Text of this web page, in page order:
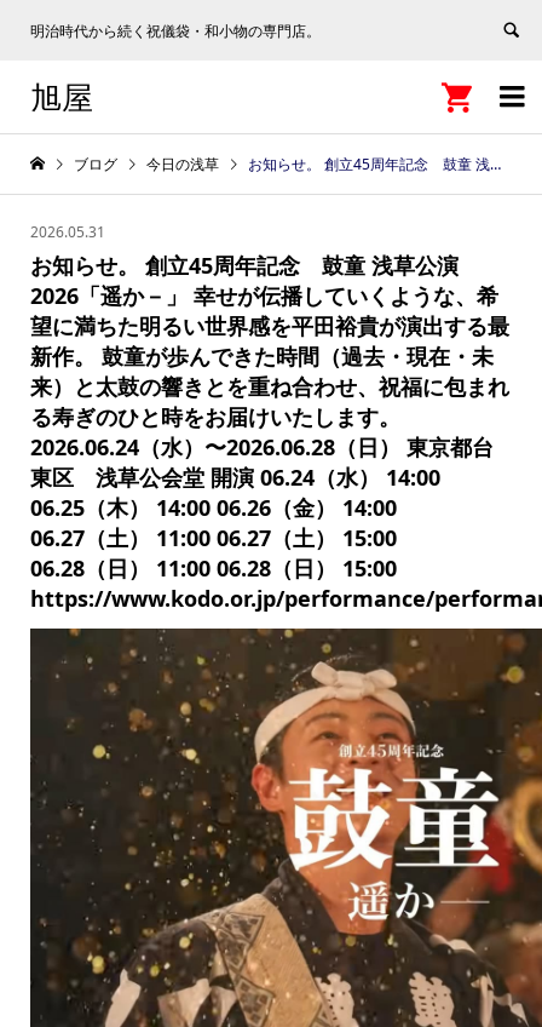
明治時代から続く祝儀袋・和小物の専門店。

旭屋 
ブログ 今日の浅草 お知らせ。 創立45周年記念 鼓童 浅草公演2026「遥か－」 幸せが伝播していくような、希望に満ちた明るい世界感を平田裕貴が演出する最新作。 鼓童が歩んできた時間（過去・現在・未来）と太鼓の響きとを重ね合わせ、祝福に包まれる寿ぎのひと時をお届けいたします。 2026.06.24（水）〜2026.06.28（日） 東京都台東区 浅草公会堂 開演 06.24（水） 14:00 06.25（木） 14:00 06.26（金） 14:00 06.27（土） 11:00 06.27（土） 15:00 06.28（日） 11:00 06.28（日） 15:00 https://www.kodo.or.jp/performance/performance_kodo/56240
2026.05.31
お知らせ。 創立45周年記念 鼓童 浅草公演
2026「遥か－」 幸せが伝播していくような、希
望に満ちた明るい世界感を平田裕貴が演出する最
新作。 鼓童が歩んできた時間（過去・現在・未
来）と太鼓の響きとを重ね合わせ、祝福に包まれ
る寿ぎのひと時をお届けいたします。
2026.06.24（水）〜2026.06.28（日） 東京都台
東区 浅草公会堂 開演 06.24（水） 14:00
06.25（木） 14:00 06.26（金） 14:00
06.27（土） 11:00 06.27（土） 15:00
06.28（日） 11:00 06.28（日） 15:00
https://www.kodo.or.jp/performance/